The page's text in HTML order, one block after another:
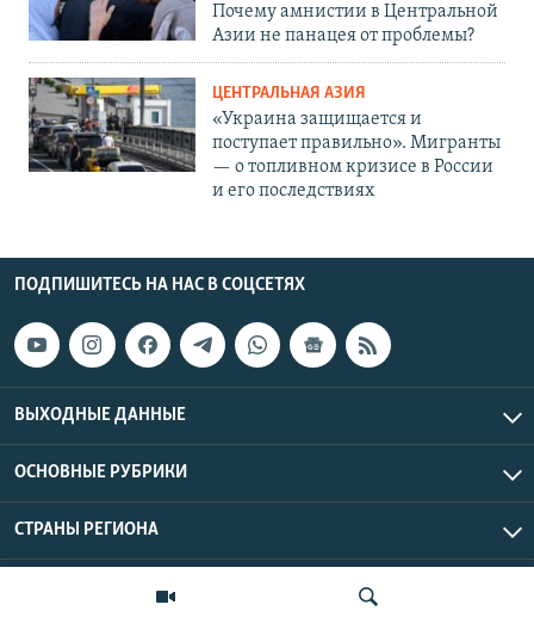
Почему амнистии в Центральной
Азии не панацея от проблемы?
ЦЕНТРАЛЬНАЯ АЗИЯ
«Украина защищается и
поступает правильно». Мигранты
— о топливном кризисе в России
и его последствиях
ПОДПИШИТЕСЬ НА НАС В СОЦСЕТЯХ
ВЫХОДНЫЕ ДАННЫЕ
ОСНОВНЫЕ РУБРИКИ
СТРАНЫ РЕГИОНА
Азаттык Азия © 2026 RFE/RL, Inc. | Все права защищены.